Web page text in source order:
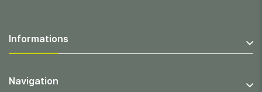
Informations
Navigation